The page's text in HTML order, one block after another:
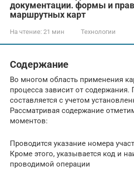
документации. формы и
маршрутных карт
На чтение: 21 мин Технологии
Содержание
Во многом область применения
процесса зависит от содержания.
составляется с учетом
Рассматривая содержание
моментов:
Проводится указание номера
Кроме этого, указывается код и
проводимой операции